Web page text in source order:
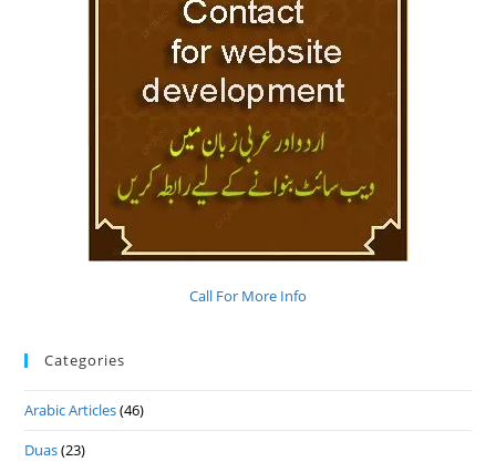
Call For More Info
Categories
Arabic Articles(46)
Duas(23)